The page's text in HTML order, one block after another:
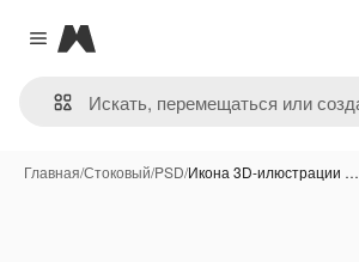
Close menu
Magnific
Главная/Стоковый/PSD/Икона 3D-илюстрации …